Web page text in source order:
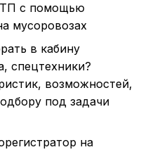
с помощью
мусоровозах
в кабину
спецтехники?
возможностей,
под задачи
на